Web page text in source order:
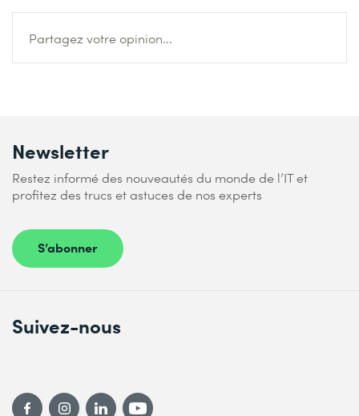
Partagez votre opinion...
Newsletter
Restez informé des nouveautés du monde de l’IT et
profitez des trucs et astuces de nos experts
S’abonner
Suivez-nous